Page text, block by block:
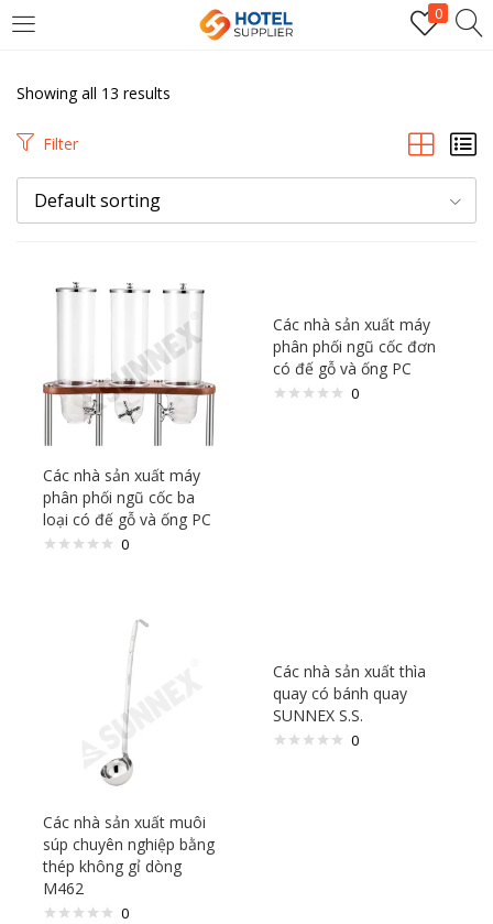
0
Enter your username and password to login.
Lost password?
Showing all 13 results
Filter
Default sorting
Các nhà sản xuất máy
phân phối ngũ cốc ba
loại có đế gỗ và ống PC
0
Các nhà sản xuất máy
phân phối ngũ cốc đơn
có đế gỗ và ống PC
0
Các nhà sản xuất muôi
súp chuyên nghiệp bằng
thép không gỉ dòng
M462
0
Các nhà sản xuất thìa
quay có bánh quay
SUNNEX S.S.
0